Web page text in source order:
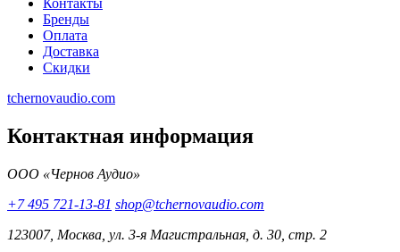
Контакты
Бренды
Оплата
Доставка
Скидки
tchernovaudio.com
Контактная информация
ООО «Чернов Аудио»
+7 495 721-13-81 shop@tchernovaudio.com
123007, Москва, ул. 3-я Магистральная, д. 30, стр. 2